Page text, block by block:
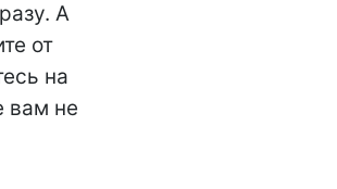
А
от
на
вам не